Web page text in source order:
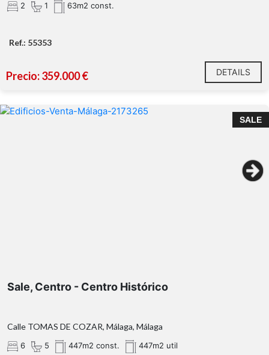
2 1 63m2 const.
Ref.: 55353
Precio: 359.000 € DETAILS
SALE
Sale, Centro - Centro Histórico
Calle TOMAS DE COZAR, Málaga, Málaga
6 5 447m2 const. 447m2 util